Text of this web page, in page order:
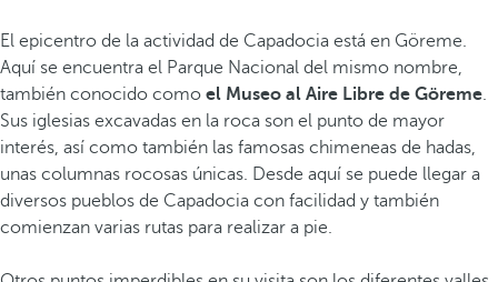
El epicentro de la actividad de Capadocia está en Göreme.
Aquí se encuentra el Parque Nacional del mismo nombre,
también conocido como el Museo al Aire Libre de Göreme.
Sus iglesias excavadas en la roca son el punto de mayor
interés, así como también las famosas chimeneas de hadas,
unas columnas rocosas únicas. Desde aquí se puede llegar a
diversos pueblos de Capadocia con facilidad y también
comienzan varias rutas para realizar a pie.